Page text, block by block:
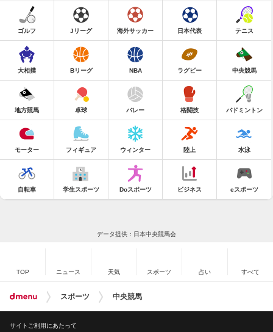
ゴルフ Jリーグ 海外サッカー 日本代表 テニス
大相撲 Bリーグ NBA ラグビー 中央競馬
地方競馬 卓球 バレー 格闘技 バドミントン
モーター フィギュア ウィンター 陸上 水泳
自転車 学生スポーツ Doスポーツ ビジネス eスポーツ
データ提供：日本中央競馬会
TOP ニュース 天気 スポーツ 占い すべて
スポーツ 中央競馬
サイトご利用にあたって